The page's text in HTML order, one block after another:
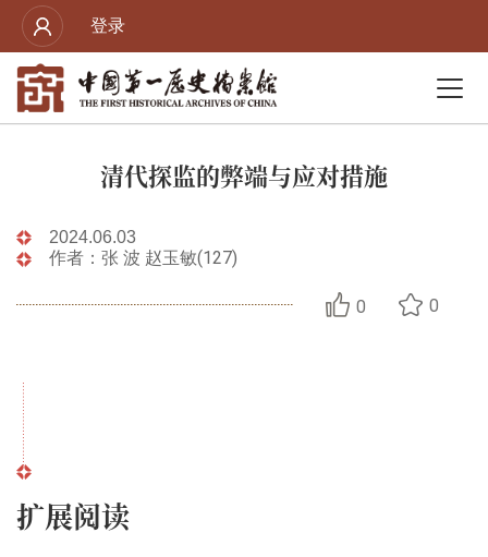
登录
清代探监的弊端与应对措施
2024.06.03
作者：张 波 赵玉敏(127)
0 0
扩展阅读